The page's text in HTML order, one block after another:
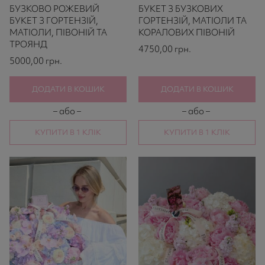
based
on
521
ratings
БУЗКОВО РОЖЕВИЙ
БУКЕТ З ГОРТЕНЗІЙ,
МАТІОЛИ, ПІВОНІЙ ТА
ТРОЯНД
5000,00 грн.
– або –
КУПИТИ В 1 КЛІК
ДОДАТИ В КОШИК
based
on
521
БУКЕТ З БУЗКОВИХ
ГОРТЕНЗІЙ, МАТІОЛИ ТА
КОРАЛОВИХ ПІВОНІЙ
4750,00 грн.
– або –
КУПИТИ В 1 КЛІК
ДОДАТИ В КОШИК